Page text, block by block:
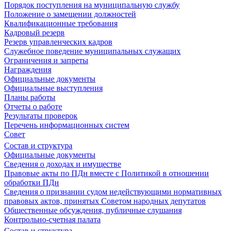
Порядок поступления на муниципальную службу
Положение о замещении должностей
Квалификационные требования
Кадровый резерв
Резерв управленческих кадров
Служебное поведение муниципальных служащих
Ограничения и запреты
Награждения
Официальные документы
Официальные выступления
Планы работы
Отчеты о работе
Результаты проверок
Перечень информационных систем
Совет
Состав и структура
Официальные документы
Сведения о доходах и имуществе
Правовые акты по ПДн вместе с Политикой в отношении
обработки ПДн
Сведения о признании судом недействующими нормативных
правовых актов, принятых Советом народных депутатов
Общественные обсуждения, публичные слушания
Контрольно-счетная палата